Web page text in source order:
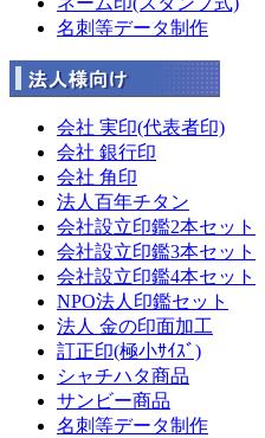
名刺等データ制作
会社 実印(代表者印)
会社 銀行印
会社 角印
法人百年チタン
会社設立印鑑2本セット
会社設立印鑑3本セット
会社設立印鑑4本セット
NPO法人印鑑セット
法人 金の印面加工
訂正印(極小ｻｲｽﾞ)
シャチハタ商品
サンビー商品
名刺等データ制作